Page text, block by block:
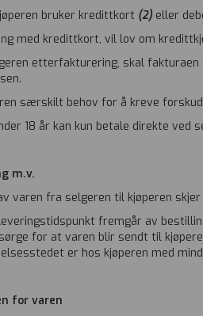
bruker kredittkort (2) eller
med kredittkort, vil lov om
etterfakturering, skal
særskilt behov for å kreve
18 år kan kun betale direkte
m.v.
varen fra selgeren til kjøperen
fremgår av
for at varen blir sendt til
er hos kjøperen med
for varen